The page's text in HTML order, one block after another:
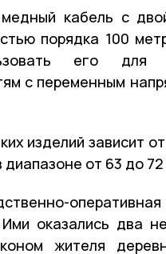
кабель с
порядка 100
его для
с переменным
изделий зависит
от 63 до
Ими оказались два
жителя